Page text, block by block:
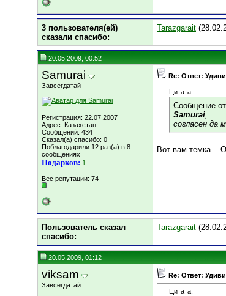
3 пользователя(ей)
сказали cпасибо:
Tarazgarait
20.05.2009, 00:52
Samurai
Завсегдатай
Регистрация: 22.07.2007
Адрес: Казахстан
Сообщений: 434
Сказал(а) спасибо: 0
Поблагодарили 12 раз(а) в 8
сообщениях
Подарков: 1
Вес репутации: 74
Re: Ответ:
Цитата:
Сообщение от
Samurai,
согласен да
Вот вам темка...
Пользователь сказал
cпасибо:
Tarazgarait
20.05.2009, 01:12
viksam
Завсегдатай
Re: Ответ:
Цитата: